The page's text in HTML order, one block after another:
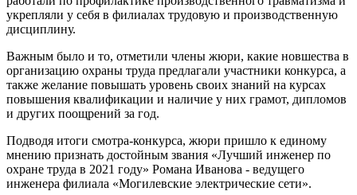
укрепляли у себя в филиалах трудовую и производственную
дисциплину.
Важным было и то, отметили члены жюри, какие новшества в
организацию охраны труда предлагали участники конкурса, а
также желание повышать уровень своих знаний на курсах
повышения квалификации и наличие у них грамот, дипломов
и других поощрений за год.
Подводя итоги смотра-конкурса, жюри пришло к единому
мнению признать достойным звания «Лучший инженер по
охране труда в 2021 году» Романа Иванова - ведущего
инженера филиала «Могилевские электрические сети».